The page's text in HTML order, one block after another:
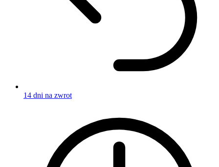
14 dni na zwrot